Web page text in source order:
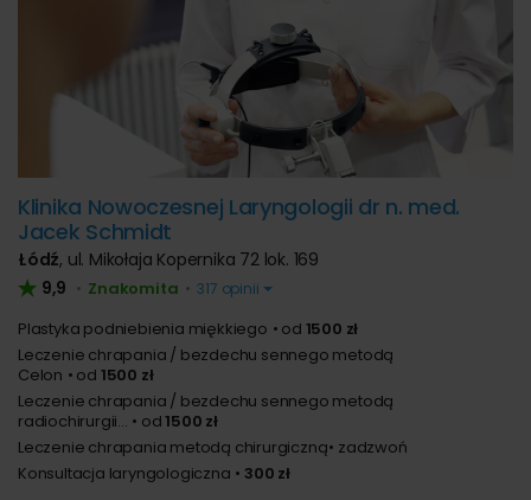
Klinika Nowoczesnej Laryngologii dr n. med.
Jacek Schmidt
Łódź, ul. Mikołaja Kopernika 72 lok. 169
9,9 • Znakomita • 317 opinii
Plastyka podniebienia miękkiego od 1500 zł
Leczenie chrapania / bezdechu sennego metodą
Celon
od 1500 zł
Leczenie chrapania / bezdechu sennego metodą
radiochirurgii...
od1500 zł
Leczenie chrapania metodą chirurgiczną zadzwoń
Konsultacja laryngologiczna
300 zł